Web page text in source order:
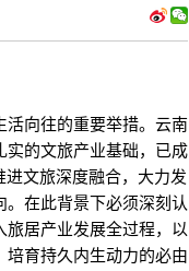
向往的重要举措。云南
实的文旅产业基础，已成
文旅深度融合，大力发
在此背景下必须深刻认
居产业发展全过程，以
育持久内生动力的必由